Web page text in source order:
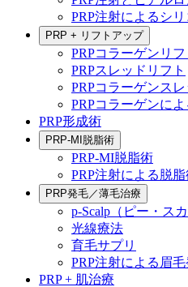
PRP注射によるシ
PRP + リフトアップ
PRPコラーゲンリフ
PRPスレッドリフト
PRPコラーゲンス
PRPコラーゲンに
PRP形成術
PRP-MI脱脂術
PRP-MI脱脂術
PRP注射による脱
PRP発毛／薄毛治療
p-Scalp（ピー・ス
光線療法
育毛サプリ
PRP注射による眉
PRP + 肌治療